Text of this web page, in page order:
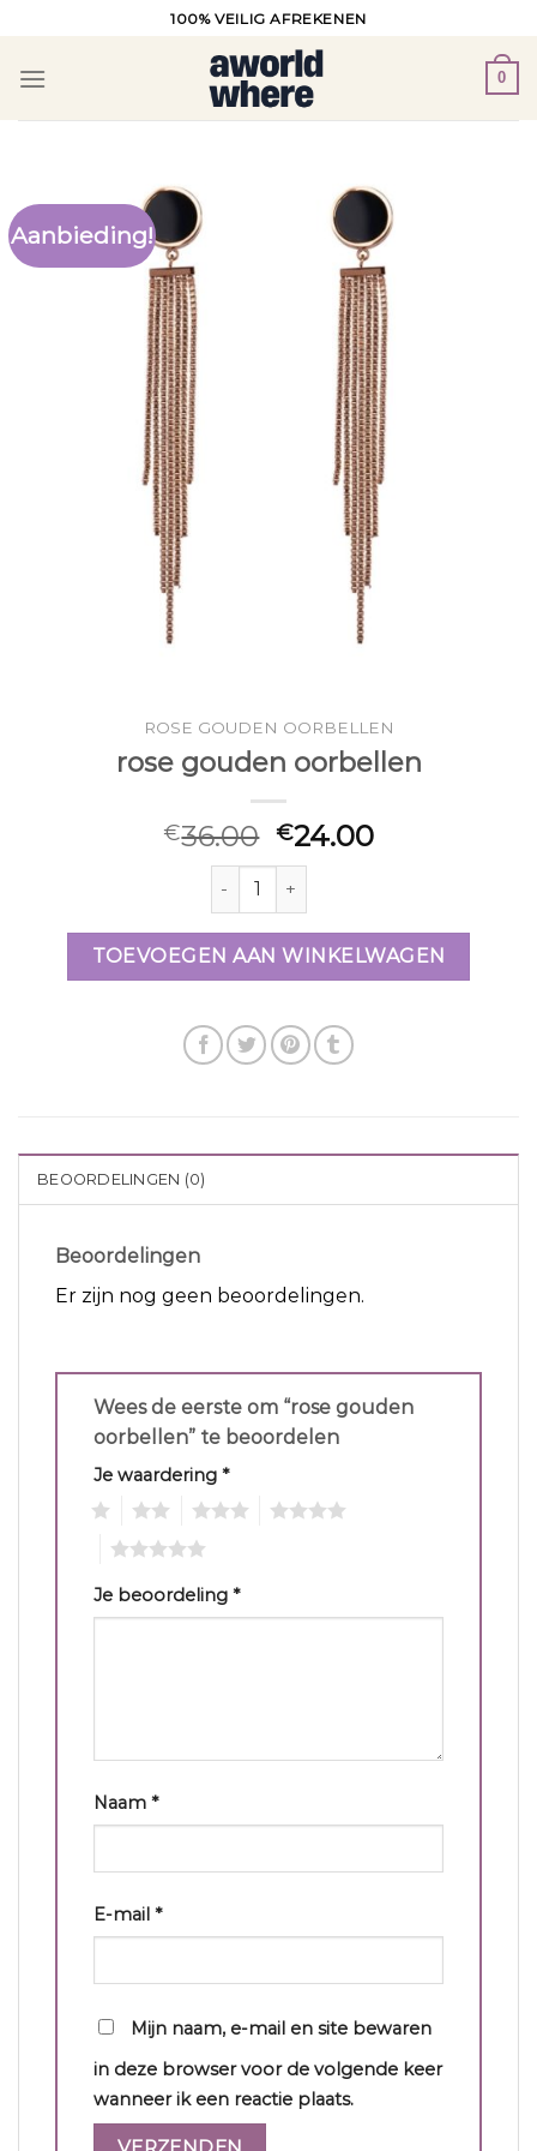
inhoud
100% VEILIG AFREKENEN
0
Aanbieding!
ROSE GOUDEN OORBELLEN
rose gouden oorbellen
€36.00 €24.00
rose gouden oorbellen aantal
TOEVOEGEN AAN WINKELWAGEN
BEOORDELINGEN (0)
Beoordelingen
Er zijn nog geen beoordelingen.
Wees de eerste om “rose gouden
oorbellen” te beoordelen
Je waardering *
Je beoordeling *
Naam *
E-mail *
Mijn naam, e-mail en site bewaren
in deze browser voor de volgende keer
wanneer ik een reactie plaats.